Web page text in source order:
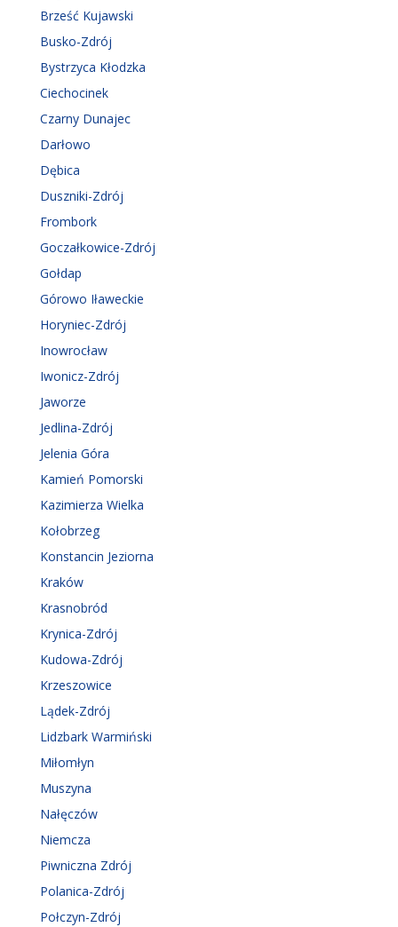
Brześć Kujawski
Busko-Zdrój
Bystrzyca Kłodzka
Ciechocinek
Czarny Dunajec
Darłowo
Dębica
Duszniki-Zdrój
Frombork
Goczałkowice-Zdrój
Gołdap
Górowo Iławeckie
Horyniec-Zdrój
Inowrocław
Iwonicz-Zdrój
Jaworze
Jedlina-Zdrój
Jelenia Góra
Kamień Pomorski
Kazimierza Wielka
Kołobrzeg
Konstancin Jeziorna
Kraków
Krasnobród
Krynica-Zdrój
Kudowa-Zdrój
Krzeszowice
Lądek-Zdrój
Lidzbark Warmiński
Miłomłyn
Muszyna
Nałęczów
Niemcza
Piwniczna Zdrój
Polanica-Zdrój
Połczyn-Zdrój